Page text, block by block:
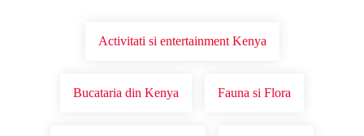
Activitati si entertainment Kenya
Bucataria din Kenya Fauna si Flora